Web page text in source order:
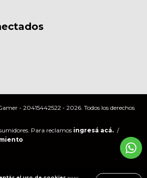
- 20415442522 - 2026. Todos los derechos
Para reclamos ingresá acá. /